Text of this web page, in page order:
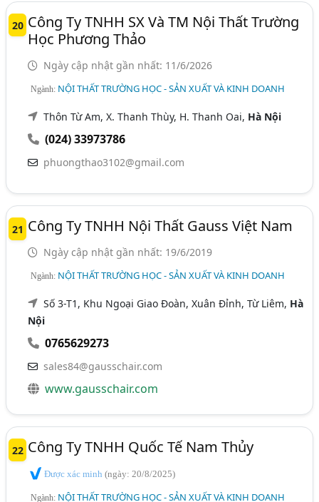
20 Công Ty TNHH SX Và TM Nội Thất Trường
Học Phương Thảo
Ngày cập nhật gần nhất: 11/6/2026
Ngành: NỘI THẤT TRƯỜNG HỌC - SẢN XUẤT VÀ KINH DOANH
Thôn Từ Am, X. Thanh Thùy, H. Thanh Oai, Hà Nội
(024) 33973786
phuongthao3102@gmail.com
21 Công Ty TNHH Nội Thất Gauss Việt Nam
Ngày cập nhật gần nhất: 19/6/2019
Ngành: NỘI THẤT TRƯỜNG HỌC - SẢN XUẤT VÀ KINH DOANH
Số 3-T1, Khu Ngoại Giao Đoàn, Xuân Đỉnh, Từ Liêm, Hà
Nội
0765629273
sales84@gausschair.com
www.gausschair.com
22 Công Ty TNHH Quốc Tế Nam Thủy
Được xác minh(ngày: 20/8/2025)
Ngành: NỘI THẤT TRƯỜNG HỌC - SẢN XUẤT VÀ KINH DOANH